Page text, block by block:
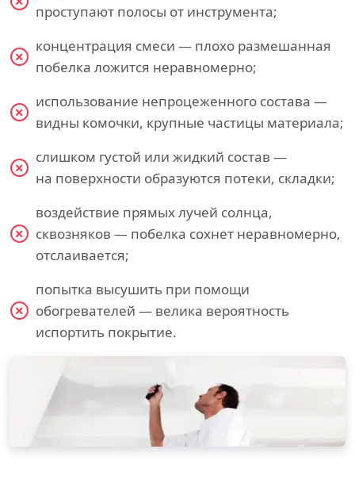
проступают полосы от инструмента;
концентрация смеси — плохо размешанная
побелка ложится неравномерно;
использование непроцеженного состава —
видны комочки, крупные частицы материала;
слишком густой или жидкий состав —
на поверхности образуются потеки, складки;
воздействие прямых лучей солнца,
сквозняков — побелка сохнет неравномерно,
отслаивается;
попытка высушить при помощи
обогревателей — велика вероятность
испортить покрытие.